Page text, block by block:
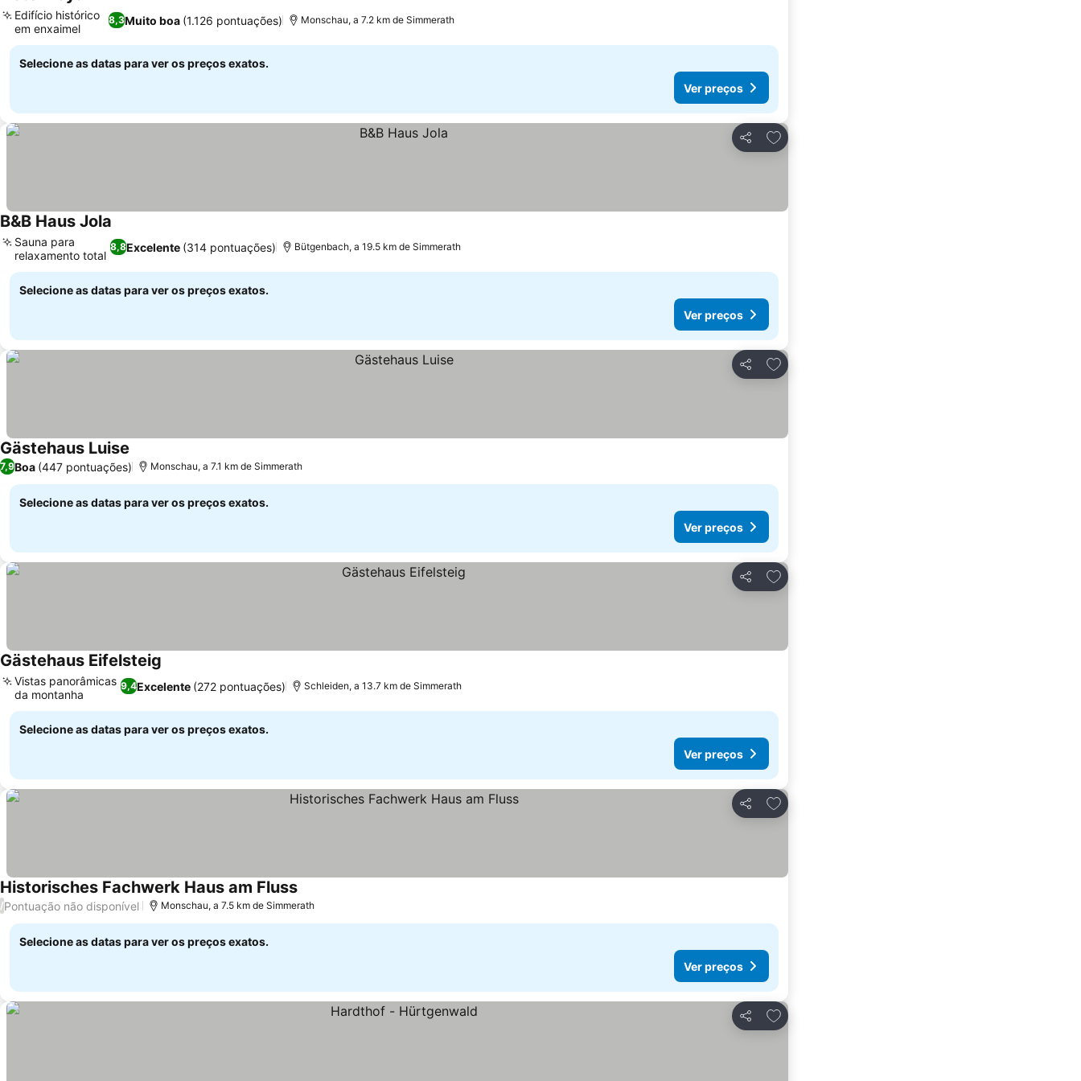
8,3Muito boa (1.126 pontuações)
Edifício histórico
em enxaimel
Monschau, a 7.2 km de Simmerath
Selecione as datas para ver os preços exatos.
Ver preços
Partilhar
Adicionar aos favoritos
B&B Haus Jola
8,8Excelente (314 pontuações)
Sauna para
relaxamento total
Bütgenbach, a 19.5 km de Simmerath
Selecione as datas para ver os preços exatos.
Ver preços
Partilhar
Adicionar aos favoritos
Gästehaus Luise
7,9Boa (447 pontuações) Monschau, a 7.1 km de Simmerath
Selecione as datas para ver os preços exatos.
Ver preços
Partilhar
Adicionar aos favoritos
Gästehaus Eifelsteig
9,4Excelente (272 pontuações)
Vistas panorâmicas
da montanha
Schleiden, a 13.7 km de Simmerath
Selecione as datas para ver os preços exatos.
Ver preços
Partilhar
Adicionar aos favoritos
Historisches Fachwerk Haus am Fluss
/Pontuação não disponível Monschau, a 7.5 km de Simmerath
Selecione as datas para ver os preços exatos.
Ver preços
Partilhar
Adicionar aos favoritos